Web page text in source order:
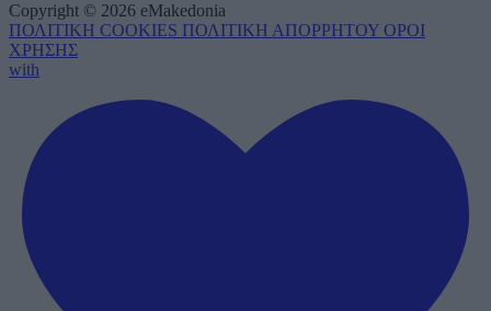
Copyright © 2026 eMakedonia
ΠΟΛΙΤΙΚΗ COOKIES ΠΟΛΙΤΙΚΗ ΑΠΟΡΡΗΤΟΥ ΟΡΟΙ
ΧΡΗΣΗΣ
with